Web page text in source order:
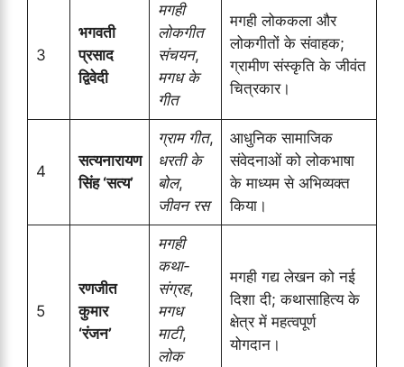
3
भगवती
प्रसाद
द्विवेदी
मगही
लोकगीत
संचयन,
मगध के
गीत
मगही लोककला और
लोकगीतों के संवाहक;
ग्रामीण संस्कृति के जीवंत
चित्रकार।
4
सत्यनारायण
सिंह ‘सत्य’
ग्राम गीत,
धरती के
बोल,
जीवन रस
आधुनिक सामाजिक
संवेदनाओं को लोकभाषा
के माध्यम से अभिव्यक्त
किया।
5
रणजीत
कुमार
‘रंजन’
मगही
कथा-
संग्रह,
मगध
माटी,
लोक
मगही गद्य लेखन को नई
दिशा दी; कथासाहित्य के
क्षेत्र में महत्वपूर्ण
योगदान।